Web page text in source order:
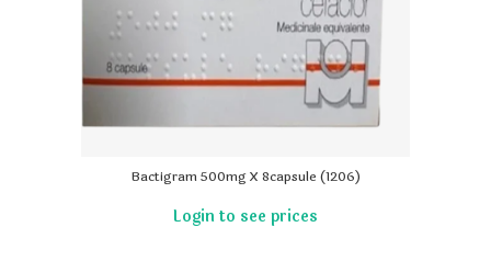
Bactigram 500mg X 8capsule (1206)